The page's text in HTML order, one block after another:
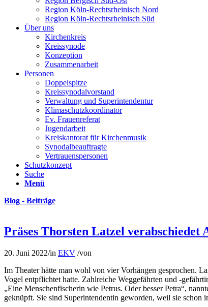
Region Köln-Rechtsrheinisch Nord
Region Köln-Rechtsrheinisch Süd
Über uns
Kirchenkreis
Kreissynode
Konzeption
Zusammenarbeit
Personen
Doppelspitze
Kreissynodalvorstand
Verwaltung und Superintendentur
Klimaschutzkoordinator
Ev. Frauenreferat
Jugendarbeit
Kreiskantorat für Kirchenmusik
Synodalbeauftragte
Vertrauenspersonen
Schutzkonzept
Suche
Menü
Blog - Beiträge
Präses Thorsten Latzel verabschiedet
20. Juni 2022/in EKV /von
Im Theater hätte man wohl von vier Vorhängen gesprochen.
Vogel entpflichtet hatte. Zahlreiche Weggefährten und -
„Eine Menschenfischerin wie Petrus. Oder besser Petra“,
geknüpft. Sie sind Superintendentin geworden, weil sie schon